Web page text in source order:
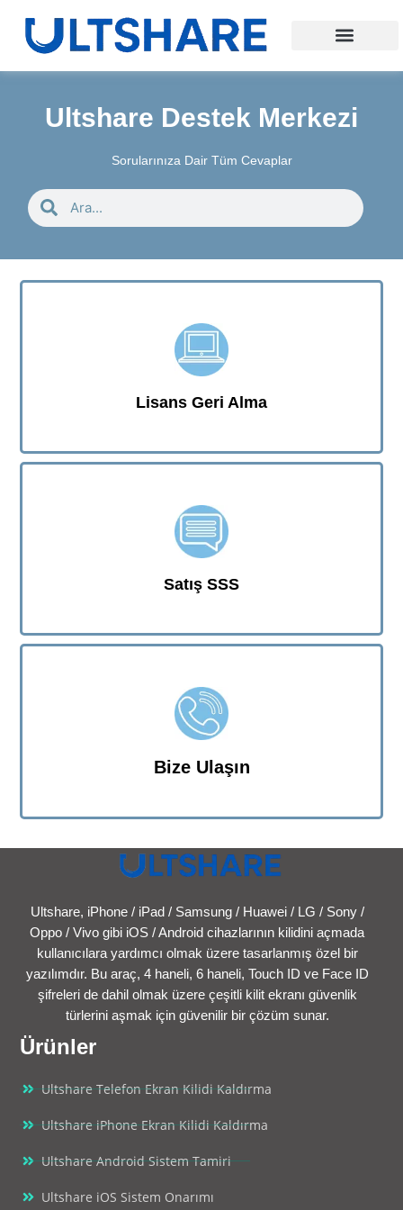
Ultshare Destek Merkezi
Sorularınıza Dair Tüm Cevaplar
Lisans Geri Alma
Satış SSS
Bize Ulaşın
Ultshare, iPhone / iPad / Samsung / Huawei / LG / Sony /
Oppo / Vivo gibi iOS / Android cihazlarının kilidini açmada
kullanıcılara yardımcı olmak üzere tasarlanmış özel bir
yazılımdır. Bu araç, 4 haneli, 6 haneli, Touch ID ve Face ID
şifreleri de dahil olmak üzere çeşitli kilit ekranı güvenlik
türlerini aşmak için güvenilir bir çözüm sunar.
Ürünler
Ultshare Telefon Ekran Kilidi Kaldırma
Ultshare iPhone Ekran Kilidi Kaldırma
Ultshare Android Sistem Tamiri
Ultshare iOS Sistem Onarımı